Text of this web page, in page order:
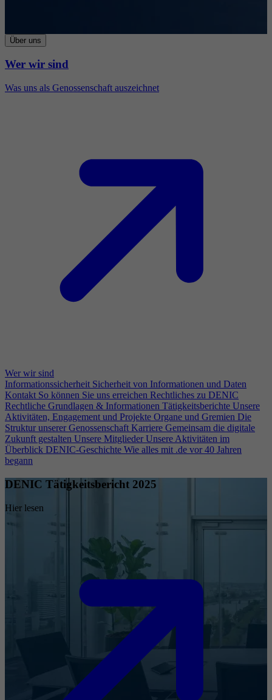
Über uns
Wer wir sind
Was uns als Genossenschaft auszeichnet
Wer wir sind
Informationssicherheit Sicherheit von Informationen und Daten
Kontakt So können Sie uns erreichen Rechtliches zu DENIC
Rechtliche Grundlagen & Informationen Tätigkeitsberichte Unsere
Aktivitäten, Engagement und Projekte Organe und Gremien Die
Struktur unserer Genossenschaft Karriere Gemeinsam die digitale
Zukunft gestalten Unsere Mitglieder Unsere Aktivitäten im
Überblick DENIC-Geschichte Wie alles mit .de vor 40 Jahren
begann
DENIC Tätigkeitsbericht 2025
Hier lesen